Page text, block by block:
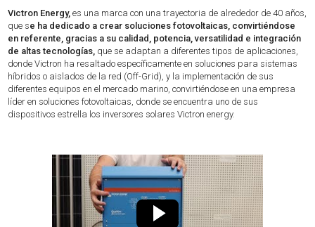
Victron Energy, es una marca con una trayectoria de alrededor de 40 años,
que se ha dedicado a crear soluciones fotovoltaicas, convirtiéndose
en referente, gracias a su calidad, potencia, versatilidad e integración
de altas tecnologías, que se adaptan a diferentes tipos de aplicaciones,
donde Victron ha resaltado específicamente en soluciones para sistemas
híbridos o aislados de la red (Off-Grid), y la implementación de sus
diferentes equipos en el mercado marino, convirtiéndose en una empresa
líder en soluciones fotovoltaicas, donde se encuentra uno de sus
dispositivos estrella los inversores solares Victron energy.